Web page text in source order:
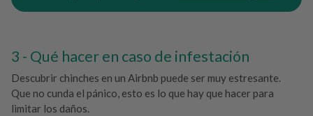
Qué hacer en caso de infestación
Descubrir chinches en un Airbnb puede ser muy estresante.
Que no cunda el pánico, esto es lo que hay que hacer para
limitar los daños.